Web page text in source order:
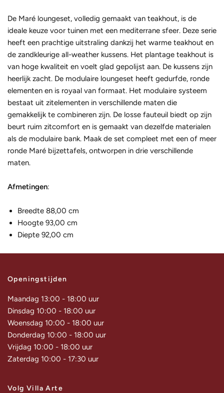
De Maré loungeset, volledig gemaakt van teakhout, is de
ideale keuze voor tuinen met een mediterrane sfeer. Deze serie
heeft een prachtige uitstraling dankzij het warme teakhout en
de zandkleurige all-weather kussens. Het plantage teakhout is
van hoge kwaliteit en voelt glad gepolijst aan. De kussens zijn
heerlijk zacht. De modulaire loungeset heeft gedurfde, ronde
elementen en is royaal van formaat. Het modulaire systeem
bestaat uit zitelementen in verschillende maten die
gemakkelijk te combineren zijn. De losse fauteuil biedt op zijn
beurt ruim zitcomfort en is gemaakt van dezelfde materialen
als de modulaire bank. Maak de set compleet met een of meer
ronde Maré bijzettafels, ontworpen in drie verschillende
maten.
Afmetingen:
Breedte 88,00 cm
Hoogte 93,00 cm
Diepte 92,00 cm
Openingstijden
Maandag 13:00 - 18:00 uur
Dinsdag 10:00 - 18:00 uur
Woensdag 10:00 - 18:00 uur
Donderdag 10:00 - 18:00 uur
Vrijdag 10:00 - 18:00 uur
Zaterdag 10:00 - 17:30 uur
Volg Villa Arte